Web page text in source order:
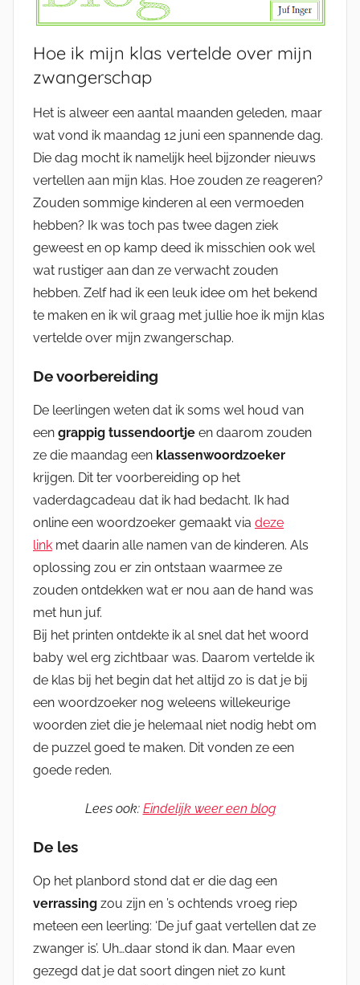
Hoe ik mijn klas vertelde over mijn
zwangerschap
Het is alweer een aantal maanden geleden, maar
wat vond ik maandag 12 juni een spannende dag.
Die dag mocht ik namelijk heel bijzonder nieuws
vertellen aan mijn klas. Hoe zouden ze reageren?
Zouden sommige kinderen al een vermoeden
hebben? Ik was toch pas twee dagen ziek
geweest en op kamp deed ik misschien ook wel
wat rustiger aan dan ze verwacht zouden
hebben. Zelf had ik een leuk idee om het bekend
te maken en ik wil graag met jullie hoe ik mijn klas
vertelde over mijn zwangerschap.
De voorbereiding
De leerlingen weten dat ik soms wel houd van
een grappig tussendoortje en daarom zouden
ze die maandag een klassenwoordzoeker
krijgen. Dit ter voorbereiding op het
vaderdagcadeau dat ik had bedacht. Ik had
online een woordzoeker gemaakt via deze
link met daarin alle namen van de kinderen. Als
oplossing zou er zin ontstaan waarmee ze
zouden ontdekken wat er nou aan de hand was
met hun juf.
Bij het printen ontdekte ik al snel dat het woord
baby wel erg zichtbaar was. Daarom vertelde ik
de klas bij het begin dat het altijd zo is dat je bij
een woordzoeker nog weleens willekeurige
woorden ziet die je helemaal niet nodig hebt om
de puzzel goed te maken. Dit vonden ze een
goede reden.
Lees ook: Eindelijk weer een blog
De les
Op het planbord stond dat er die dag een
verrassing zou zijn en ’s ochtends vroeg riep
meteen een leerling: ‘De juf gaat vertellen dat ze
zwanger is’. Uh…daar stond ik dan. Maar even
gezegd dat je dat soort dingen niet zo kunt